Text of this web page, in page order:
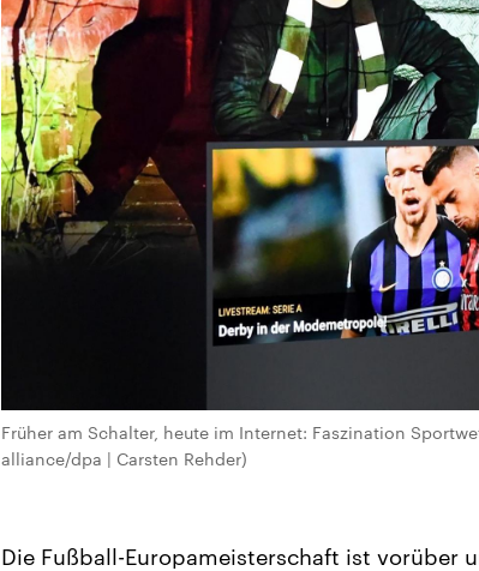
Früher am Schalter, heute im Internet: Faszination
alliance/dpa | Carsten Rehder)
Die Fußball-Europameisterschaft ist vorüber